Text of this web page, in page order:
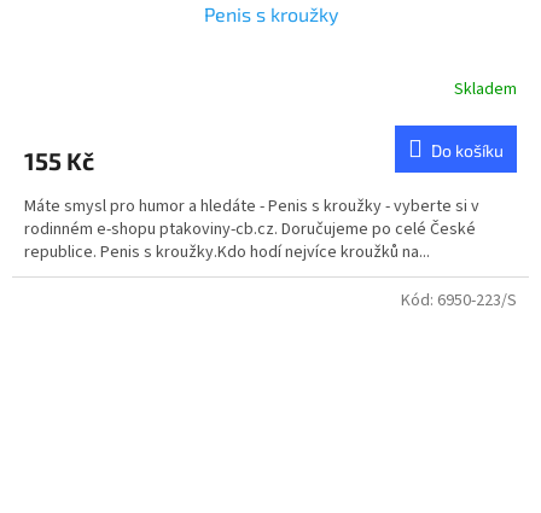
Penis s kroužky
Skladem
155 Kč Do košíku
Máte smysl pro humor a hledáte - Penis s kroužky - vyberte si v
rodinném e-shopu ptakoviny-cb.cz. Doručujeme po celé České
republice. Penis s kroužky.Kdo hodí nejvíce kroužků na...
Kód: 6950-223/S